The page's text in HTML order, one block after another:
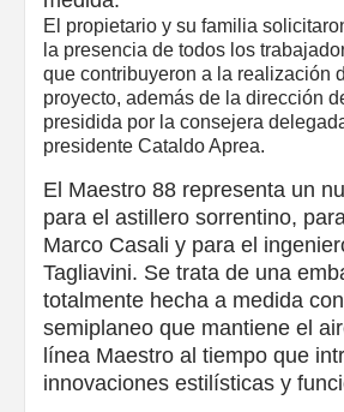
El propietario y su familia
la presencia de todos los
que contribuyeron a la realización
proyecto, además de la dirección
presidida por la consejera
presidente Cataldo Aprea.
El Maestro 88 representa un
para el astillero sorrentino,
Marco Casali y para el
Tagliavini. Se trata de una
totalmente hecha a medida
semiplaneo que mantiene el
línea Maestro al tiempo que
innovaciones estilísticas y